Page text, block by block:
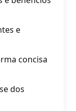
e
concisa
dos